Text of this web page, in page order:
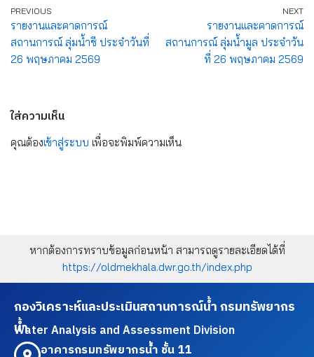
PREVIOUS
รายงานและคาดการณ์
สถานการณ์ ลุ่มน้ำชี ประจำวันที่
26 พฤษภาคม 2569
NEXT
รายงานและคาดการณ์
สถานการณ์ ลุ่มน้ำมูล ประจำวัน
ที่ 26 พฤษภาคม 2569
ใส่ความเห็น
คุณต้องเข้าสู่ระบบ เพื่อจะพิมพ์ความเห็น
หากต้องการทราบข้อมูลก่อนหน้า สามารถดูรายละเอียดได้ที่
https://oldmekhala.dwr.go.th/index.php
กองวิเคราะห์และประเมินสถานการณ์น้ำ กรมทรัพยากร
น้ำ
Water Analysis and Assessment Division
อาคารกรมทรัพยากรน้ำ ชั้น 11